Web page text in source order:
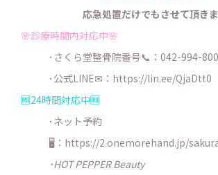
応急処置だけでもさせて頂き
🌸診療時間内対応中🌸
･さくら堂整骨院番号📞：042-994-
･公式LINE✉： https://lin.ee/QjaDtt0
🆓24時間対応中🆓
･ネット予約
🖥：https://2.onemorehand.jp/
･HOT PEPPER Beauty